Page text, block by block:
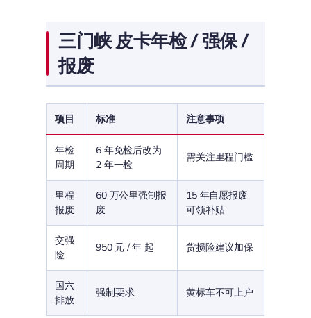
三门峡 皮卡年检 / 强保 /
报废
项目 标准 注意事项
年检
周期
6 年免检后改为
2 年一检
需关注里程门槛
里程
报废
60 万公里强制报
废
15 年自愿报废
可领补贴
交强
险
950 元 / 年 起 货损险建议加保
国六
排放
强制要求 黄标车不可上户